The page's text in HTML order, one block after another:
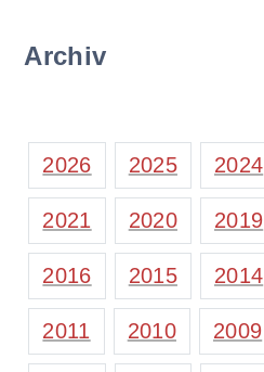
Archiv
2026 2025 2024
2021 2020 2019
2016 2015 2014
2011 2010 2009